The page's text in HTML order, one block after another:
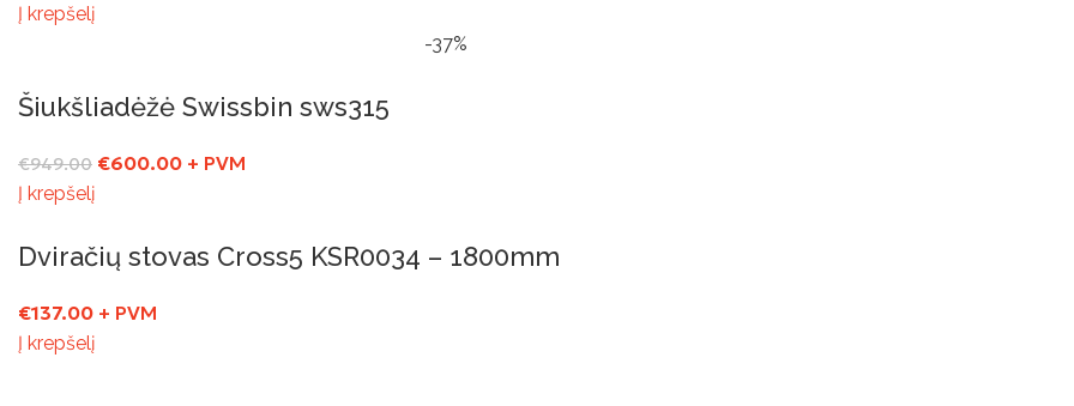
Į krepšelį
-37%
Šiukšliadėžė Swissbin sws315
€949.00 €600.00 + PVM
Į krepšelį
Dviračių stovas Cross5 KSR0034 – 1800mm
€137.00 + PVM
Į krepšelį